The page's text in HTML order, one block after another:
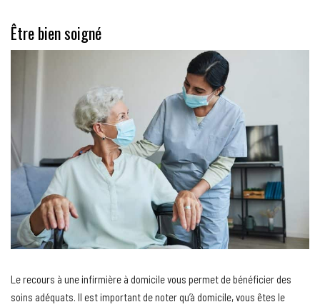
Être bien soigné
Le recours à une infirmière à domicile vous permet de bénéficier des
soins adéquats. Il est important de noter qu’à domicile, vous êtes le